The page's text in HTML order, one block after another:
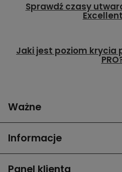
Sprawdź czasy
Jaki jest poziom krycia
Ważne
Informacje
Panel klienta